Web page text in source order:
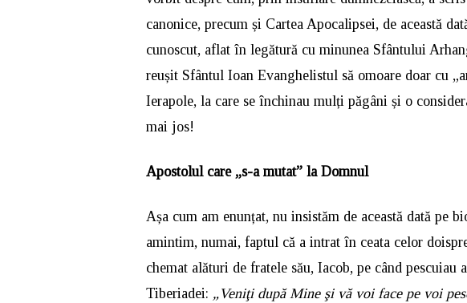
canonice, precum și Cartea Apocalipsei, de această
cunoscut, aflat în legătură cu minunea Sfântului
reușit Sfântul Ioan Evanghelistul să omoare doar cu
Ierapole, la care se închinau mulți păgâni și o
mai jos!
Apostolul care „s-a mutat” la Domnul
Așa cum am enunțat, nu insistăm de această dată pe
amintim, numai, faptul că a intrat în ceata celor
chemat alături de fratele său, Iacob, pe când pescuiau
Tiberiadei: „Veniţi după Mine şi vă voi face pe voi